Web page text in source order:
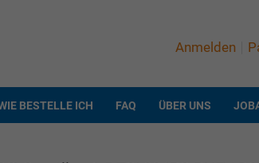
Anmelden
BESTELLE ICH FAQ ÜBER UNS